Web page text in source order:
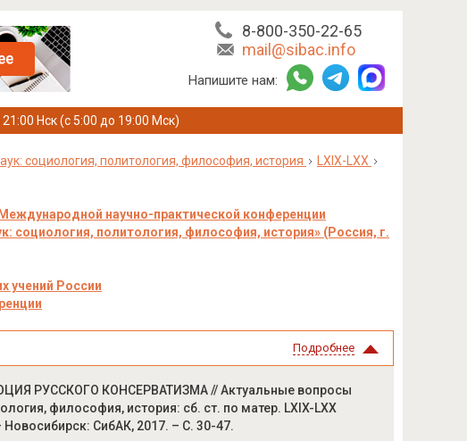
8-800-350-22-65
mail@sibac.info
Напишите нам:
Нск (с 5:00 до 19:00 Мск)
социология, политология, философия, история
LXIX-LXX
Международной научно-практической конференции
социология, политология, философия, история» (Россия, г.
учений России
Подробнее
РУССКОГО КОНСЕРВАТИЗМА // Актуальные вопросы
философия, история: сб. ст. по матер. LXIX-LXX
СибАК, 2017. – С. 30-47.